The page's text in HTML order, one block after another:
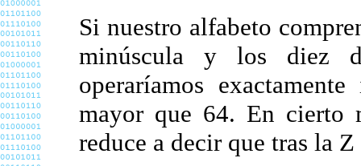
Si nuestro alfabeto
minúscula y los diez
operaríamos
mayor que 64. En cierto
reduce a decir que tras la